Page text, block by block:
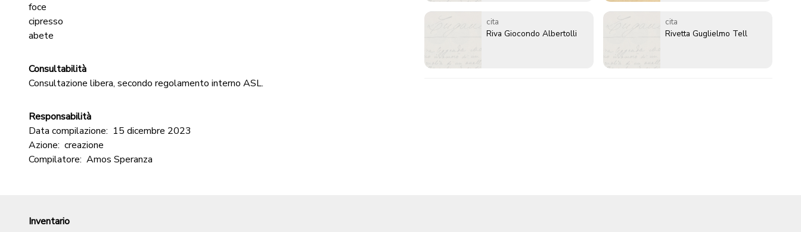
foce
cipresso
abete
Consultabilità
Consultazione libera, secondo regolamento interno ASL.
Responsabilità
Data compilazione: 15 dicembre 2023
Azione: creazione
Compilatore: Amos Speranza
cita
Riva Giocondo Albertolli
cita
Rivetta Guglielmo Tell
Inventario